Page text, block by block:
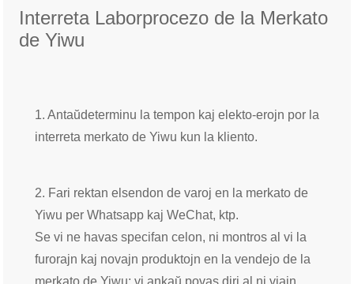
Interreta Laborprocezo de la Merkato
de Yiwu
1. Antaŭdeterminu la tempon kaj elekto-erojn por la
interreta merkato de Yiwu kun la kliento.
2. Fari rektan elsendon de varoj en la merkato de
Yiwu per Whatsapp kaj WeChat, ktp.
Se vi ne havas specifan celon, ni montros al vi la
furorajn kaj novajn produktojn en la vendejo de la
merkato de Yiwu; vi ankaŭ povas diri al ni viajn